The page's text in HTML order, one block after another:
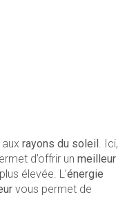
rayons du soleil. Ici,
d’offrir un meilleur
élevée. L’énergie
vous permet de